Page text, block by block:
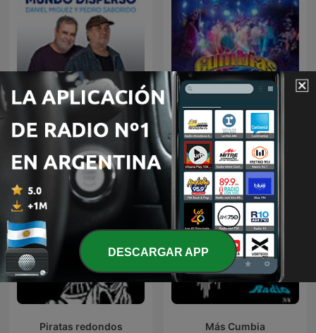
Mundo Disperso Cumbias
Piratas redondos Más Cumbia
DESCARGAR APP